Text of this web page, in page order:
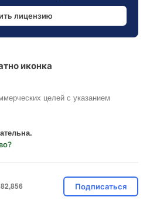
лицензию
иконка
целей с указанием
Подписаться